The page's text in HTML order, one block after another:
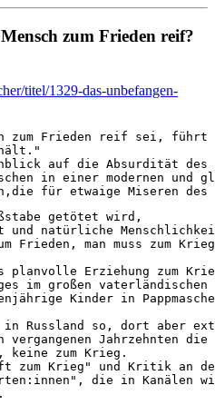
zum Frieden reif?
titel/1329-das-unbefangen-
zum Frieden reif sei, führt
auf die Absurdität des
in einer modernen und
für etwaige Miseren
getötet wird,
und natürliche
Frieden, man muss zum
planvolle Erziehung zum
im großen
Kinder in
Russland so, dort aber
vergangenen Jahrzehnten
keine zum Krieg.
zum Krieg" und Kritik an
die in Kanälen wie